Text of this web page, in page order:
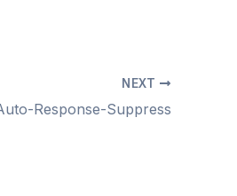
NEXT
Response-Suppress